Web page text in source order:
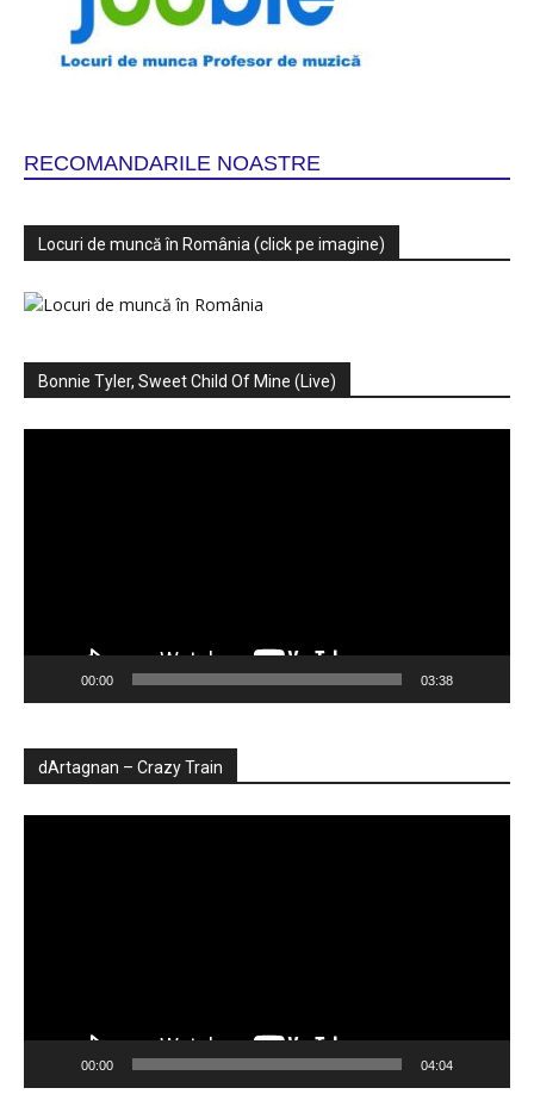
RECOMANDARILE NOASTRE
Locuri de muncă în România (click pe imagine)
Bonnie Tyler, Sweet Child Of Mine (Live)
00:00 03:38
dArtagnan – Crazy Train
00:00 04:04